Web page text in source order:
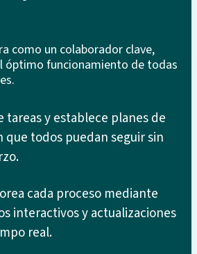
como un colaborador clave,
óptimo funcionamiento de todas
tareas y establece planes de
que todos puedan seguir sin
cada proceso mediante
interactivos y actualizaciones
real.